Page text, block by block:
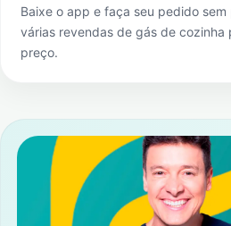
Baixe o app e faça seu pedido
várias revendas de gás de cozinha
preço.